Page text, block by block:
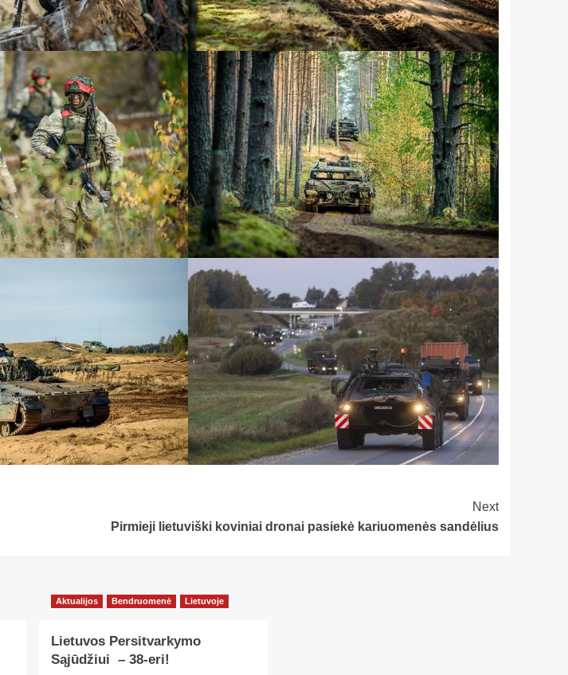
Next
Pirmieji lietuviški koviniai dronai pasiekė kariuomenės sandėlius
Aktualijos Bendruomenė Lietuvoje
Lietuvos Persitvarkymo
Sąjūdžiui – 38-eri!